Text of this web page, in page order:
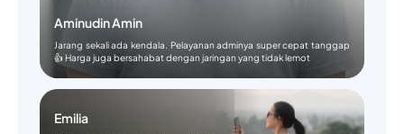
Aminudin Amin
Jarang sekali ada kendala. Pelayanan adminya super cepat tanggap
👍 Harga juga bersahabat dengan jaringan yang tidak lemot
Emilia